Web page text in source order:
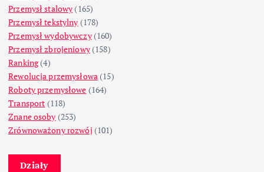
Przemysł stalowy (165)
Przemysł tekstylny (178)
Przemysł wydobywczy(160)
Przemysł zbrojeniowy(158)
Ranking(4)
Rewolucja przemysłowa (15)
Roboty przemysłowe (164)
Transport (118)
Znane osoby (253)
Zrównoważony rozwój (101)
Działy